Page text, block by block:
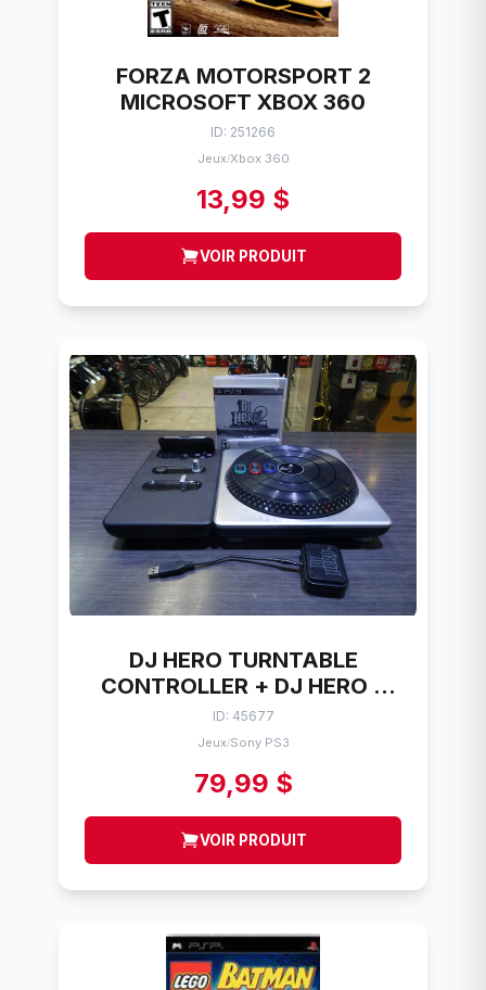
FORZA MOTORSPORT 2
MICROSOFT XBOX 360
ID: 251266
Jeux/Xbox 360
13,99 $
VOIR PRODUIT
DJ HERO TURNTABLE
CONTROLLER + DJ HERO 2
SONY 95837.809
ID: 45677
Jeux/Sony PS3
79,99 $
VOIR PRODUIT